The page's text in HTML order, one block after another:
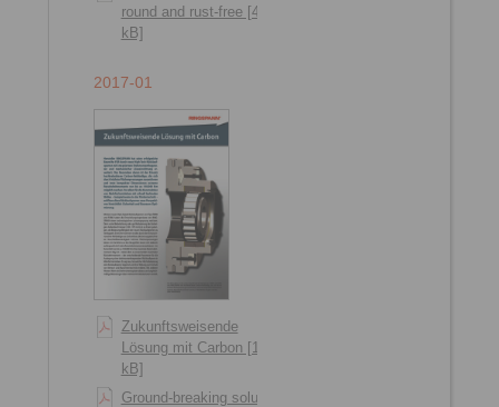
round and rust-free [495
kB]
2017-01
Zukunftsweisende
Lösung mit Carbon [1209
kB]
Ground-breaking solution